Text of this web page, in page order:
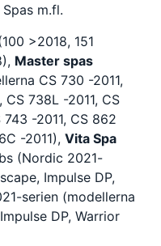
m.fl.
>2018, 151
Master spas
CS 730 -2011,
CS 738L -2011, CS
743 -2011, CS 862
-2011), Vita Spa
(Nordic 2021-
Impulse DP,
serien (modellerna
DP, Warrior